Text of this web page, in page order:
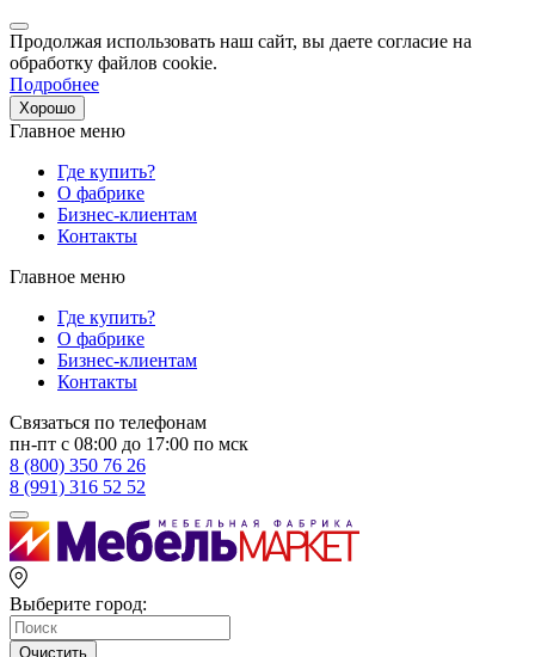
Продолжая использовать наш сайт, вы даете согласие на
обработку файлов cookie.
Подробнее
Хорошо
Главное меню
Где купить?
О фабрике
Бизнес-клиентам
Контакты
Главное меню
Где купить?
О фабрике
Бизнес-клиентам
Контакты
Связаться по телефонам
пн-пт с 08:00 до 17:00 по мск
8 (800) 350 76 26
8 (991) 316 52 52
Выберите город:
Очистить